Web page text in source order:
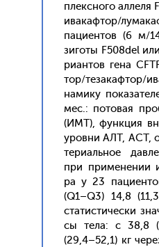
плексно­го ал­ле­ля
ива­каф­тор/
па­ци­ен­тов (6 м/
зиго­ты F508del
ри­ан­тов ге­на
тор/те­закаф­тор/
нами­ку
мес.: по­товая
(ИМТ), фун­кция
уров­ни АЛТ, АСТ,
те­ри­аль­ное
при при­мене­нии
ра у 23
(Q1–Q3) 14,8
ста­тис­ти­чес­ки
сы те­ла: c 38,8
(29,4–52,1) кг